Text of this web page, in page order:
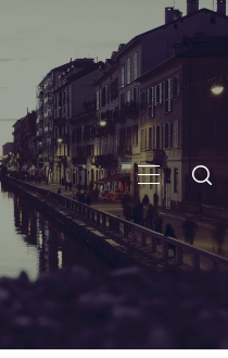
주
메
뉴